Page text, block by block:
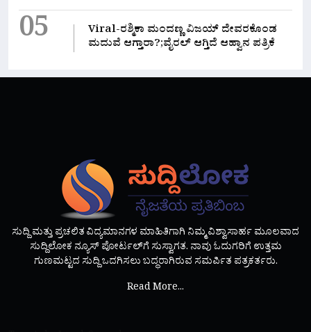
05
Viral-ರಶ್ಮಿಕಾ ಮಂದಣ್ಣ ವಿಜಯ್ ದೇವರಕೊಂಡ
ಮದುವೆ ಆಗ್ತಾರಾ?;ವೈರಲ್ ಆಗ್ತಿದೆ ಆಹ್ವಾನ ಪತ್ರಿಕೆ
ಸುದ್ದಿ ಮತ್ತು ಪ್ರಚಲಿತ ವಿದ್ಯಮಾನಗಳ ಮಾಹಿತಿಗಾಗಿ ನಿಮ್ಮ ವಿಶ್ವಾಸಾರ್ಹ ಮೂಲವಾದ
ಸುದ್ದಿಲೋಕ ನ್ಯೂಸ್ ಪೋರ್ಟಲ್‌ಗೆ ಸುಸ್ವಾಗತ. ನಾವು ಓದುಗರಿಗೆ ಉತ್ತಮ
ಗುಣಮಟ್ಟದ ಸುದ್ದಿ ಒದಗಿಸಲು ಬದ್ಧರಾಗಿರುವ ಸಮರ್ಪಿತ ಪತ್ರಕರ್ತರು.
Read More...